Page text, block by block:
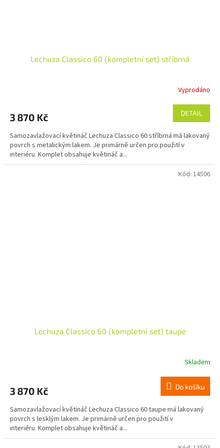
Lechuza Classico 60 (kompletní set) stříbrná
Vyprodáno
3 870 Kč DETAIL
Samozavlažovací květináč Lechuza Classico 60 stříbrná má lakovaný
povrch s metalickým lakem. Je primárně určen pro použití v
interiéru. Komplet obsahuje květináč a...
Lechuza Classico 60 (kompletní set) taupe
je
z
5
hvězdiček.
Skladem
3 870 Kč Do košíku
Samozavlažovací květináč Lechuza Classico 60 taupe má lakovaný
povrch s lesklým lakem. Je primárně určen pro použití v
interiéru. Komplet obsahuje květináč a...
Kód: 14506